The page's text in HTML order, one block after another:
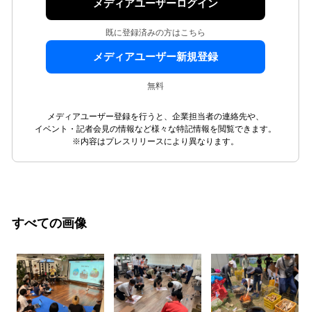
メディアユーザーログイン
既に登録済みの方はこちら
メディアユーザー新規登録
無料
メディアユーザー登録を行うと、企業担当者の連絡先や、
イベント・記者会見の情報など様々な特記情報を閲覧できます。
※内容はプレスリリースにより異なります。
すべての画像